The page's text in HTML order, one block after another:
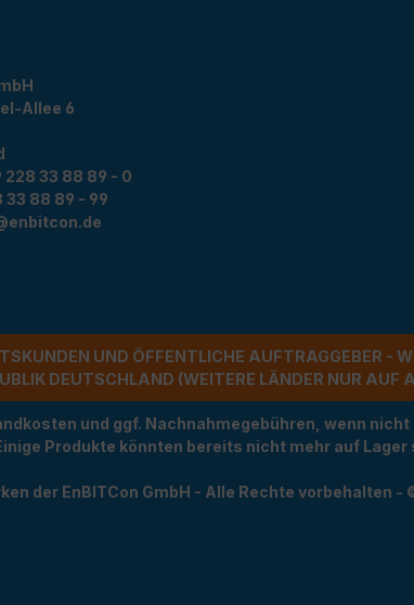
Allee 6
228 33 88 89 - 0
33 88 89 - 99
UND ÖFFENTLICHE AUFTRAGGEBER -
DEUTSCHLAND (WEITERE LÄNDER NUR AUF
und ggf. Nachnahmegebühren, wenn
Produkte könnten bereits nicht mehr auf
der EnBITCon GmbH - Alle Rechte vorbehalten -